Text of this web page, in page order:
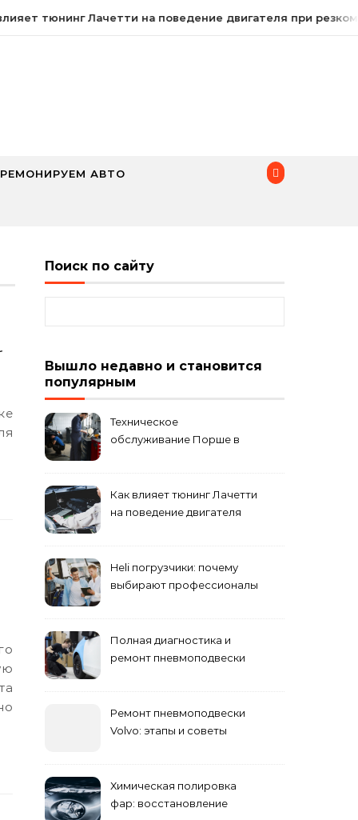
тюнинг Лачетти на поведение двигателя при резком
РЕМОНИРУЕМ АВТО
Поиск по сайту
Вышло недавно и становится
популярным
Техническое
обслуживание Порше в
Как влияет тюнинг Лачетти
на поведение двигателя
Heli погрузчики: почему
выбирают профессионалы
Полная диагностика и
ремонт пневмоподвески
Ремонт пневмоподвески
Volvo: этапы и советы
Химическая полировка
фар: восстановление